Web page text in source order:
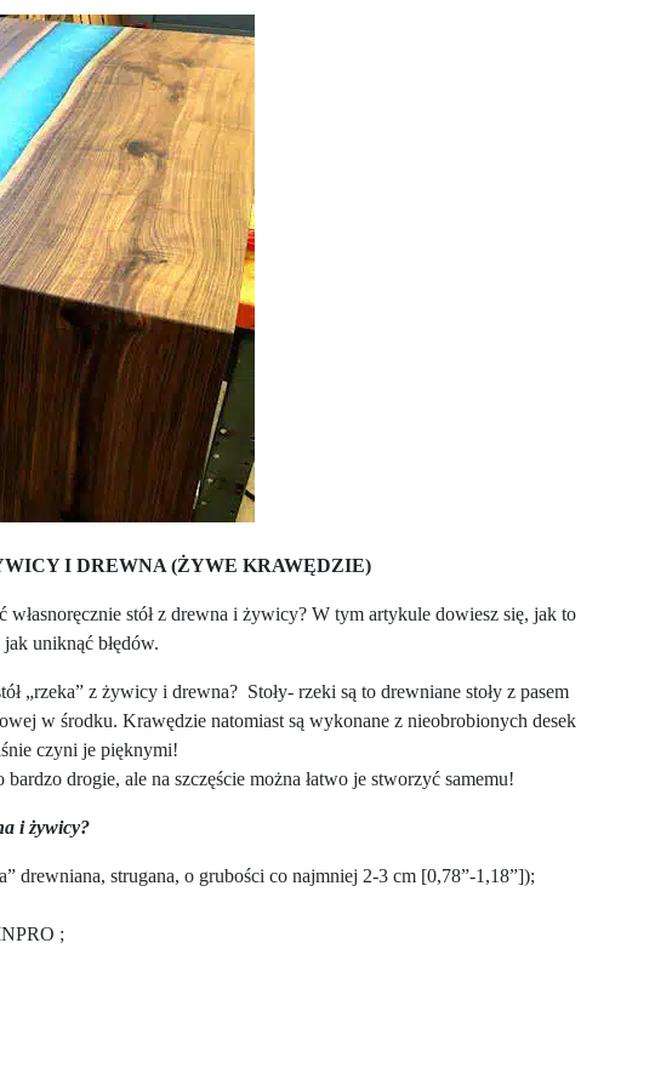
I DREWNA (ŻYWE KRAWĘDZIE)
własnoręcznie stół z drewna i żywicy? W tym artykule dowiesz się, jak to
uniknąć błędów.
„rzeka” z żywicy i drewna? Stoły- rzeki są to drewniane stoły z pasem
w środku. Krawędzie natomiast są wykonane z nieobrobionych desek
czyni je pięknymi!
drogie, ale na szczęście można łatwo je stworzyć samemu!
i żywicy?
drewniana, strugana, o grubości co najmniej 2-3 cm [0,78”-1,18”]);
;